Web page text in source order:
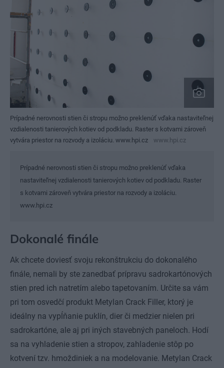
Prípadné nerovnosti stien či stropu možno preklenúť vďaka nastaviteľnej
vzdialenosti tanierových kotiev od podkladu. Raster s kotvami zároveň
vytvára priestor na rozvody a izoláciu. www.hpi.cz
www.hpi.cz
Prípadné nerovnosti stien či stropu možno preklenúť vďaka
nastaviteľnej vzdialenosti tanierových kotiev od podkladu. Raster
s kotvami zároveň vytvára priestor na rozvody a izoláciu.
www.hpi.cz
Dokonalé finále
Ak chcete doviesť svoju rekonštrukciu do dokonalého
finále, nemali by ste zanedbať prípravu sadrokartónových
stien pred ich natretím alebo tapetovaním. Určite sa vám
pri tom osvedčí produkt Metylan Crack Filler, ktorý je
ideálny na vypĺňanie puklín, dier či medzier nielen pri
sadrokartóne, ale aj pri iných stavebných paneloch. Hodí
sa na vyhladenie stien a stropov, zahladenie stôp po
kotvení tzv. hmoždiniek a na modelovanie. Metylan Crack